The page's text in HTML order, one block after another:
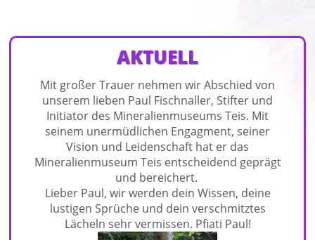
AKTUELL
Mit großer Trauer nehmen wir Abschied von
unserem lieben Paul Fischnaller, Stifter und
Initiator des Mineralienmuseums Teis. Mit
seinem unermüdlichen Engagment, seiner
Vision und Leidenschaft hat er das
Mineralienmuseum Teis entscheidend geprägt
und bereichert.
Lieber Paul, wir werden dein Wissen, deine
lustigen Sprüche und dein verschmitztes
Lächeln sehr vermissen. Pfiati Paul!